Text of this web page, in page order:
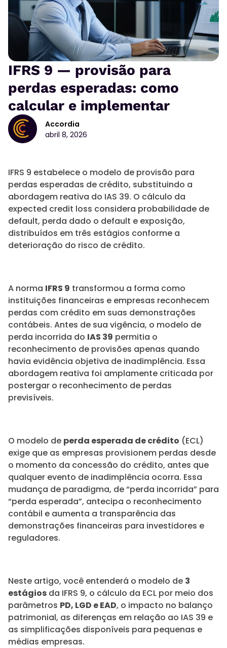
IFRS 9 — provisão para
perdas esperadas: como
calcular e implementar
Accordia
abril 8, 2026
IFRS 9 estabelece o modelo de provisão para
perdas esperadas de crédito, substituindo a
abordagem reativa do IAS 39. O cálculo da
expected credit loss considera probabilidade de
default, perda dado o default e exposição,
distribuídos em três estágios conforme a
deterioração do risco de crédito.
A norma IFRS 9 transformou a forma como
instituições financeiras e empresas reconhecem
perdas com crédito em suas demonstrações
contábeis. Antes de sua vigência, o modelo de
perda incorrida do IAS 39 permitia o
reconhecimento de provisões apenas quando
havia evidência objetiva de inadimplência. Essa
abordagem reativa foi amplamente criticada por
postergar o reconhecimento de perdas
previsíveis.
O modelo de perda esperada de crédito (ECL)
exige que as empresas provisionem perdas desde
o momento da concessão do crédito, antes que
qualquer evento de inadimplência ocorra. Essa
mudança de paradigma, de “perda incorrida” para
“perda esperada”, antecipa o reconhecimento
contábil e aumenta a transparência das
demonstrações financeiras para investidores e
reguladores.
Neste artigo, você entenderá o modelo de 3
estágios da IFRS 9, o cálculo da ECL por meio dos
parâmetros PD, LGD e EAD, o impacto no balanço
patrimonial, as diferenças em relação ao IAS 39 e
as simplificações disponíveis para pequenas e
médias empresas.